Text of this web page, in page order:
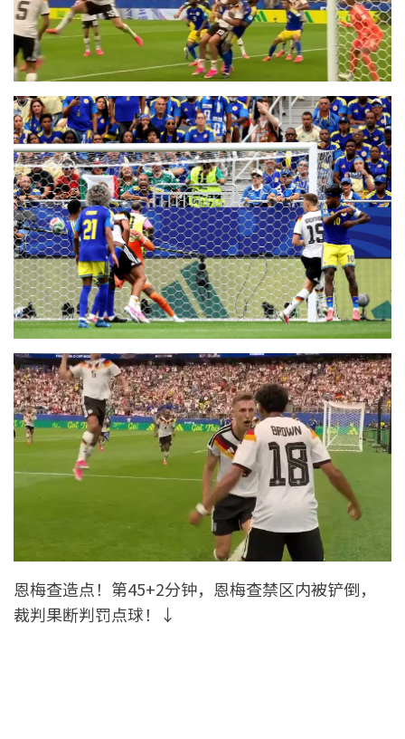
恩梅查造点！第45+2分钟，恩梅查禁区内被铲倒，
裁判果断判罚点球！↓